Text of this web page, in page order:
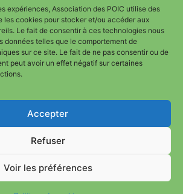
expériences, Association des POIC utilise des
les cookies pour stocker et/ou accéder aux
Le fait de consentir à ces technologies nous
données telles que le comportement de
sur ce site. Le fait de ne pas consentir ou de
peut avoir un effet négatif sur certaines
Accepter
Refuser
Voir les préférences
Pour Association Des POIC Copyright ©